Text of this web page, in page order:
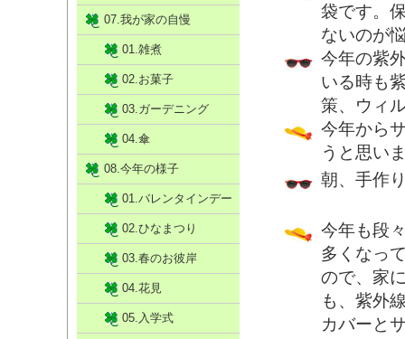
袋です。
ないのが
今年の紫
いる時も
策、ウィ
今年から
うと思い
朝、手作
今年も段
多くなっ
ので、家
も、紫外
カバーと
07.我が家の自慢
01.雑煮
02.お菓子
03.ガーデニング
04.傘
08.今年の様子
01.バレンタインデー
02.ひなまつり
03.春のお彼岸
04.花見
05.入学式